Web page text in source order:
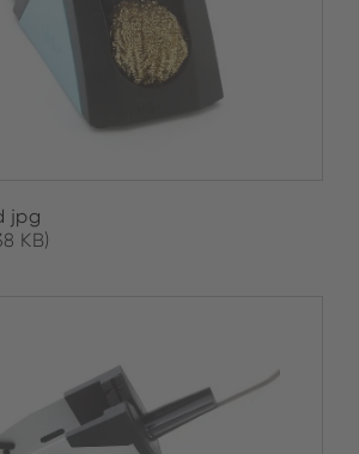
jpg
KB)